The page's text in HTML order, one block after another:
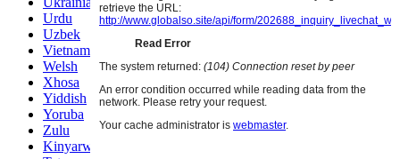
Urdu
Uzbek
Vietnamese
Welsh
Xhosa
Yiddish
Yoruba
Zulu
Kinyarwanda